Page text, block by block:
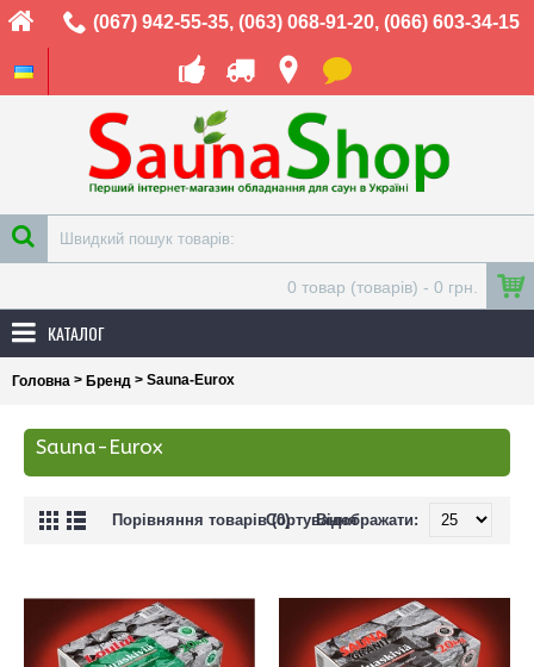
(067) 942-55-35, (063) 068-91-20, (066) 603-34-15
0 товар (товарів) - 0 грн.
КАТАЛОГ
Головна > Бренд > Sauna-Eurox
Sauna-Eurox
Порівняння товарів (0) Відображати:
Сортування